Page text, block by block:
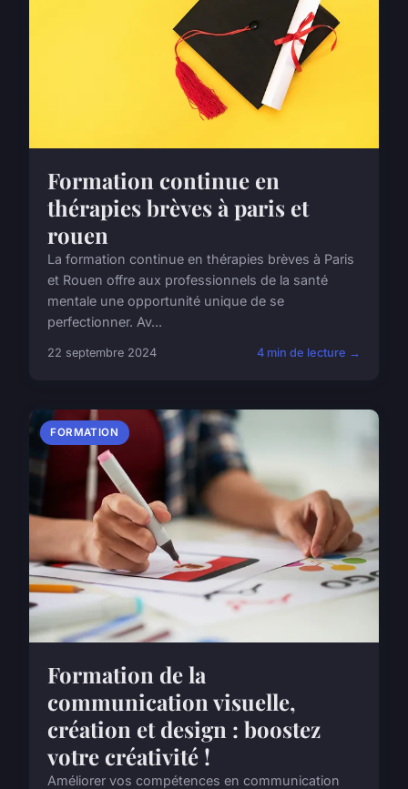
Formation continue en
thérapies brèves à paris et
rouen
La formation continue en thérapies brèves à Paris
et Rouen offre aux professionnels de la santé
mentale une opportunité unique de se
perfectionner. Av...
22 septembre 2024 4 min de lecture →
FORMATION
Formation de la
communication visuelle,
création et design : boostez
votre créativité !
Améliorer vos compétences en communication